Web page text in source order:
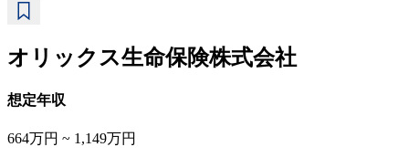
オリックス生命保険株式会社
想定年収
664万円 ~ 1,149万円